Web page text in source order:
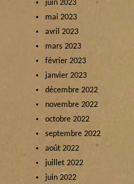
juin 2023
mai 2023
avril 2023
mars 2023
février 2023
janvier 2023
décembre 2022
novembre 2022
octobre 2022
septembre 2022
août 2022
juillet 2022
juin 2022